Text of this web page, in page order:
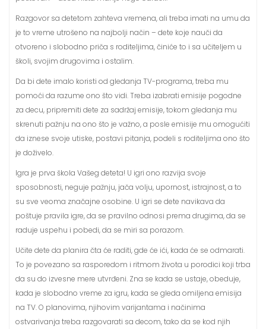
Razgovor sa detetom zahteva vremena, ali treba imati na umu da
je to vreme utrošeno na najbolji način – dete koje nauči da
otvoreno i slobodno priča s roditeljima, činiće to i sa učiteljem u
školi, svojim drugovima i ostalim.
Da bi dete imalo koristi od gledanja TV-programa, treba mu
pomoći da razume ono što vidi. Treba izabrati emisije pogodne
za decu, pripremiti dete za sadržaj emisije, tokom gledanja mu
skrenuti pažnju na ono što je važno, a posle emisije mu omogućiti
da iznese svoje utiske, postavi pitanja, podeli s roditeljima ono što
je doživelo.
Igra je prva škola Vašeg deteta! U igri ono razvija svoje
sposobnosti, neguje pažnju, jača volju, upornost, istrajnost, a to
su sve veoma značajne osobine. U igri se dete navikava da
poštuje pravila igre, da se pravilno odnosi prema drugima, da se
raduje uspehu i pobedi, da se miri sa porazom.
Učite dete da planira čta će raditi, gde će ići, kada će se odmarati.
To je povezano sa rasporedom i ritmom života u porodici koji trba
da su do izvesne mere utvrđeni. Zna se kada se ustaje, obeduje,
kada je slobodno vreme za igru, kada se gleda omiljena emisija
na TV. O planovima, njihovim varijantama i načinima
ostvarivanja treba razgovarati sa decom, tako da se kod njih